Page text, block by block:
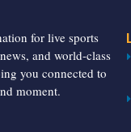
for live sports
and world-class
you connected to
moment.